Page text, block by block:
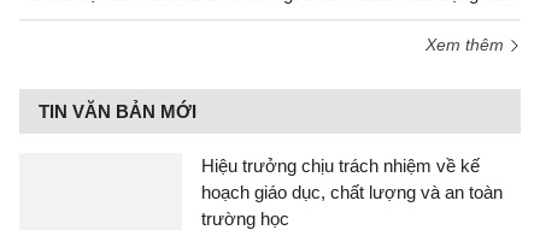
Xem thêm
TIN VĂN BẢN MỚI
Hiệu trưởng chịu trách nhiệm về kế
hoạch giáo dục, chất lượng và an toàn
trường học